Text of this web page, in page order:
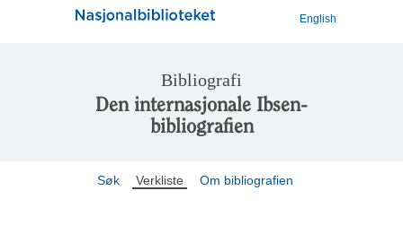
English
Bibliografi
Den internasjonale Ibsen-
bibliografien
Søk Verkliste Om bibliografien